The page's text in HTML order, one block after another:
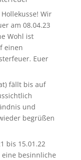
Wir
am 08.04.23
Wohl ist
einen
Euer
fällt bis auf
und
begrüßen
bis 15.01.22
besinnliche